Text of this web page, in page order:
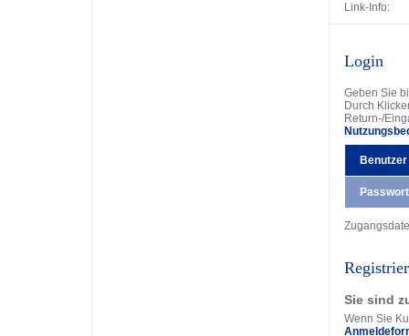
Link-Info:
Login
Geben Sie
Durch
Return-/
Benutzer
Passwort
Sie sind
Wenn Sie